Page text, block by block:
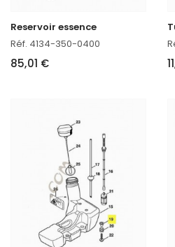
Reservoir essence
Réf. 4134-350-0400
85,01 €